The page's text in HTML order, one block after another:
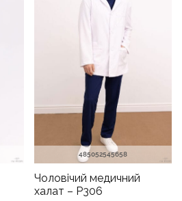
485052545658
Чоловічий медичний
халат – P306